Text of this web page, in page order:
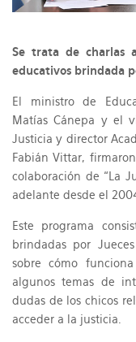
Se trata de charlas
educativos brindada
El ministro de
Matías Cánepa y el
Justicia y director
Fabián Vittar,
colaboración de “La
adelante desde el
Este programa
brindadas por
sobre cómo
algunos temas de
dudas de los chicos
acceder a la justicia.